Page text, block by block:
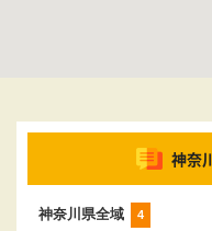
神奈
神奈川県全域 4